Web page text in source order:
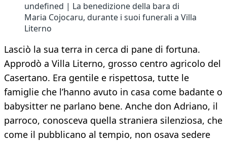
undefined | La benedizione della bara di
Maria Cojocaru, durante i suoi funerali a Villa
Literno
Lasciò la sua terra in cerca di pane di fortuna.
Approdò a Villa Literno, grosso centro agricolo del
Casertano. Era gentile e rispettosa, tutte le
famiglie che l’hanno avuto in casa come badante o
babysitter ne parlano bene. Anche don Adriano, il
parroco, conosceva quella straniera silenziosa, che
come il pubblicano al tempio, non osava sedere